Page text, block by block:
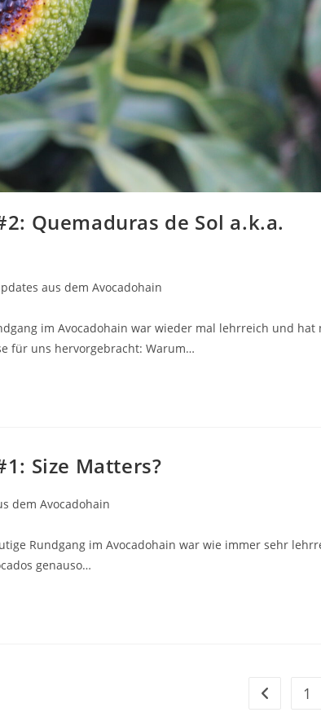
Quemaduras de Sol a.k.a.
aus dem Avocadohain
im Avocadohain war wieder mal lehrreich und hat
für uns hervorgebracht: Warum…
Size Matters?
dem Avocadohain
Rundgang im Avocadohain war wie immer sehr
genauso…
1